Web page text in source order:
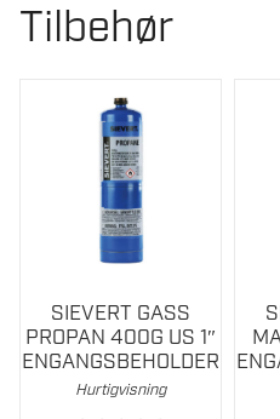
Tilbehør
SIEVERT GASS
PROPAN 400G US 1″
ENGANGSBEHOLDER
Hurtigvisning